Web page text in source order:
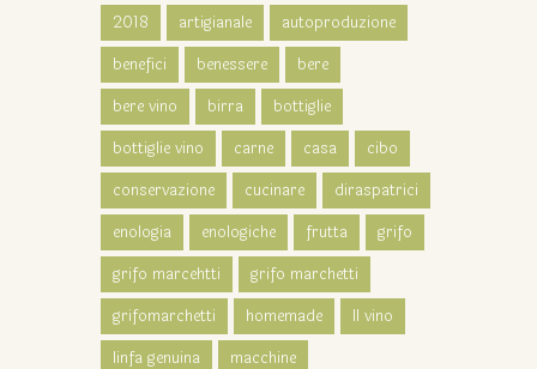
2018 artigianale
autoproduzione
benefici
benessere
bere
bere vino
birra
bottiglie
bottiglie vino
carne casa
cibo
conservazione
cucinare
diraspatrici
enologia
enologiche frutta
grifo
grifo marcehtti
grifo marchetti
grifomarchetti
homemade
Il vino
linfa genuina
macchine